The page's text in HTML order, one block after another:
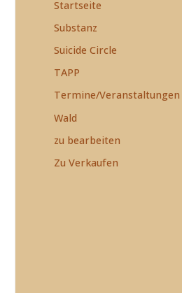
Startseite
Substanz
Suicide Circle
TAPP
Termine/Veranstaltungen
Wald
zu bearbeiten
Zu Verkaufen